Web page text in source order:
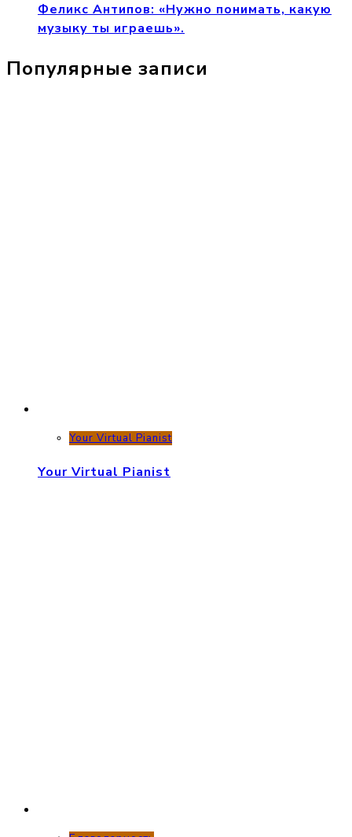
Феликс Антипов: «Нужно понимать, какую
музыку ты играешь».
Популярные записи
Your Virtual Pianist
Your Virtual Pianist